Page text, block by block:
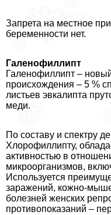
Запрета на местное
беременности нет.
Галенофиллипт
Галенофиллипт –
происхождения – 5 %
листьев эвкалипта
меди.
По составу и спектру
Хлорофиллипту,
активностью в
микроорганизмов,
Используется
заражений, кожно-
болезней женских
противопоказаний –